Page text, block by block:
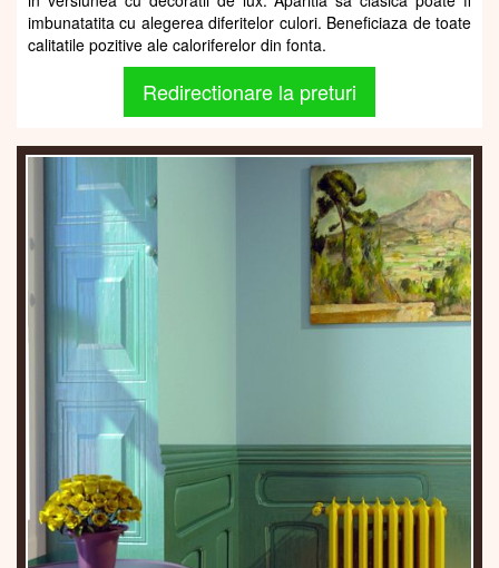
imbunatatita cu alegerea diferitelor culori. Beneficiaza de toate
calitatile pozitive ale caloriferelor din fonta.
Redirectionare la preturi